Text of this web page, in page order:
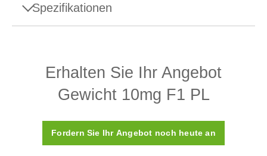
Spezifikationen
Aufbau Leiter
8.000 (±30) kg/m3
Suszeptibilität X < 0,2
Kalibrierungszertifikat Nein
Erhalten Sie Ihr Angebot
Gewicht 10mg F1 PL
Fordern Sie Ihr Angebot noch heute an